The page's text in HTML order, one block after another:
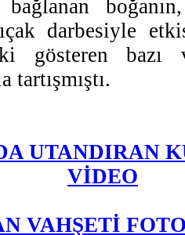
darbesiyle
gösteren bazı
tartışmıştı.
UTANDIRAN
VİDEO
VAHŞETİ